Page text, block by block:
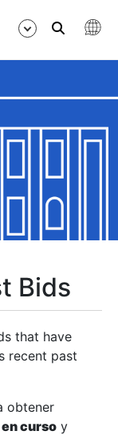
Bids
that have
recent past
obtener
curso y